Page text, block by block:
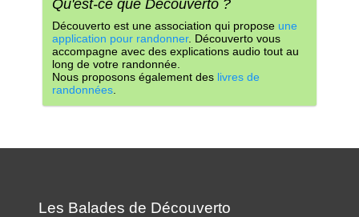
Qu'est-ce que Découverto ?
Découverto est une association qui propose une
application pour randonner. Découverto vous
accompagne avec des explications audio tout au
long de votre randonnée.
Nous proposons également des livres de
randonnées
Les Balades de Découverto